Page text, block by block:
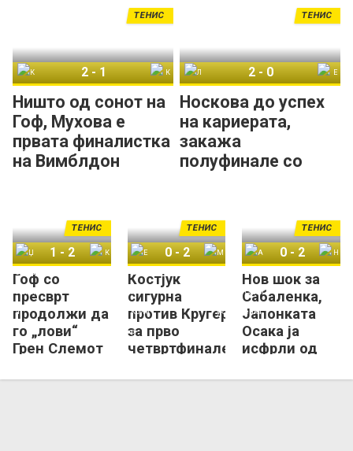
Ништо од сонот на
Гоф, Мухова е
првата финалистка
на Вимблдон
ТЕНИС
2-1
Носкова до успех
на кариерата,
закажа
полуфинале со
ТЕНИС
2-0
Гоф со
пресврт
продолжи да
го „лови“
Грен Слемот
недостасува
ТЕНИС
Џесика Пегула
1 - 2
Костјук
сигурна
против Кругер
за прво
четвртфинале
ТЕНИС
Ешлин Кругер
0- 2
Нов шок за
Сабаленка,
Јапонката
Осака ја
исфрли од
ТЕНИС
Арина Сабаленка
0- 2